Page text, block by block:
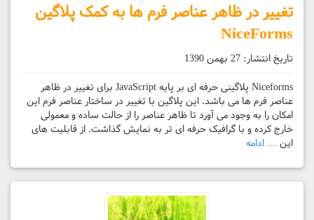
تغییر در ظاهر عناصر فرم ها به کمک پلاگین
NiceForms
تاریخ انتشار: 27 بهمن 1390
Niceforms پلاگینی حرفه ای بر پایه JavaScript برای تغییر در ظاهر
عناصر فرم ها می باشد. این پلاگین با تغییر در ساختار عناصر فرم این
امکان را به وجود می آورد تا ظاهر عناصر را از حالت ساده و معمولی
خارج کرده و با گرافیک حرفه ای تر به نمایش گذاشت. از قابلیت های
این … ادامه